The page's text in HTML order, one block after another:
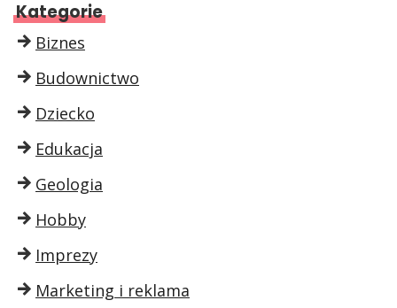
Kategorie
Biznes
Budownictwo
Dziecko
Edukacja
Geologia
Hobby
Imprezy
Marketing i reklama